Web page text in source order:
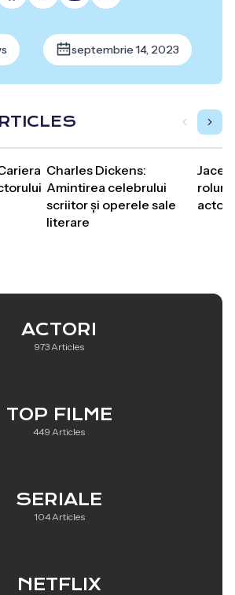
septembrie 14, 2023
Charles Dickens:
Amintirea celebrului
scriitor și operele sale
literare
Jace
ACTORI
973 Articles
TOP FILME
449 Articles
SERIALE
104 Articles
NETFLIX